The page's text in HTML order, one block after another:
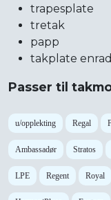
trapesplate
tretak
papp
takplate
Passer til
u/opplekting Regal
Ambassadør Stratos
LPE Regent Royal